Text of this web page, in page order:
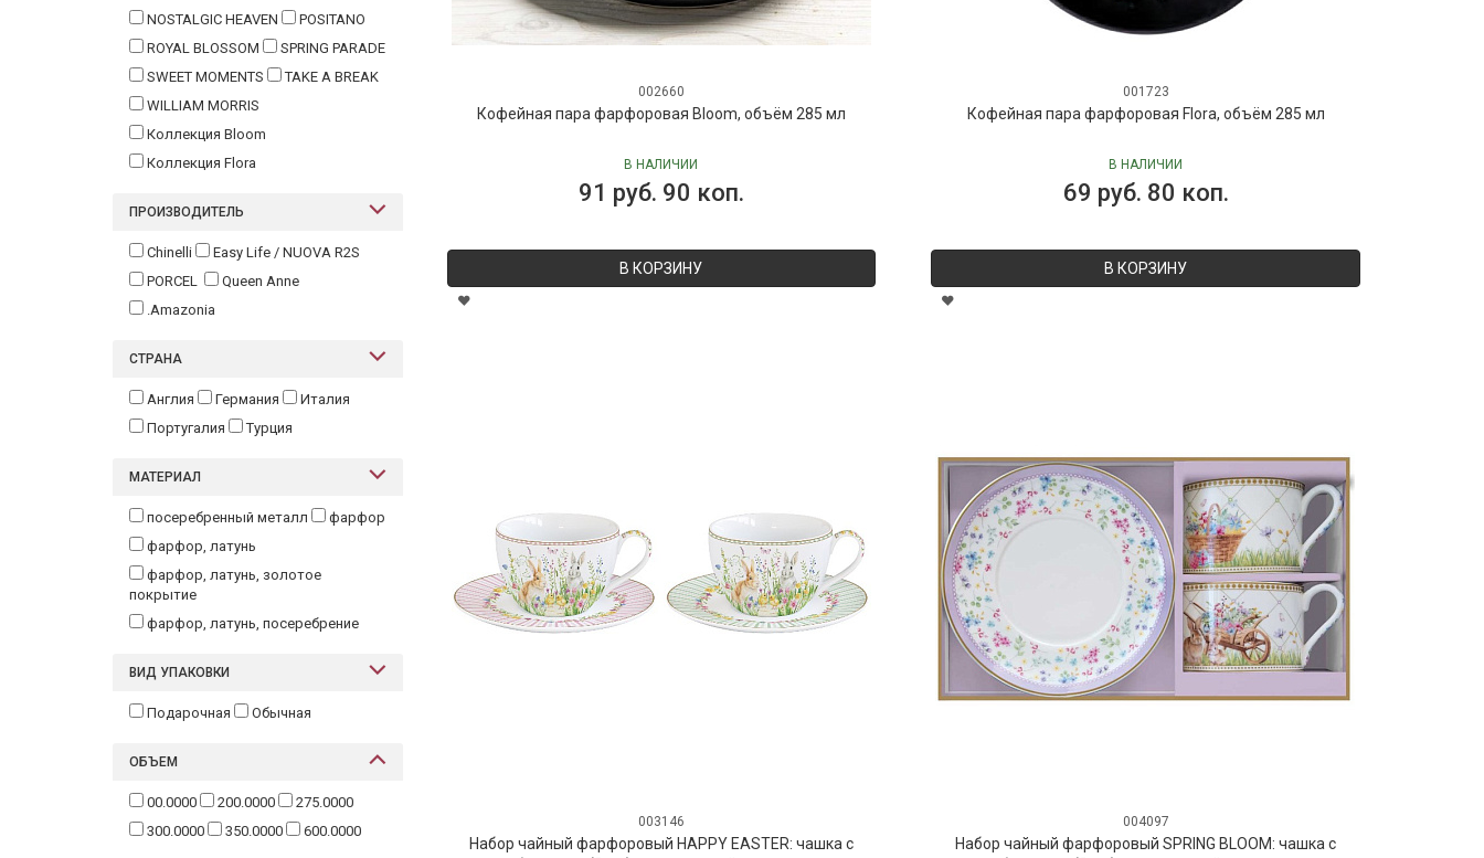
NOSTALGIC HEAVEN
POSITANO
ROYAL BLOSSOM
SPRING PARADE
SWEET MOMENTS
TAKE A BREAK
WILLIAM MORRIS
Коллекция Bloom
Коллекция Flora
ПРОИЗВОДИТЕЛЬ
Chinelli
Easy Life / NUOVA R2S
PORCEL
Queen Anne
.Amazonia
СТРАНА
Англия Германия
Италия
Португалия
Турция
МАТЕРИАЛ
посеребренный металл
фарфор
фарфор, латунь
фарфор, латунь, золотое
покрытие
фарфор, латунь, посеребрение
ВИД УПАКОВКИ
Подарочная Обычная
ОБЪЕМ
00.0000 200.0000
275.0000
300.0000
350.0000 600.0000
002660
Кофейная пара фарфоровая Bloom, объём 285 мл
В НАЛИЧИИ
91 руб. 90 коп.
В КОРЗИНУ
001723
Кофейная пара фарфоровая Flora, объём 285 мл
В НАЛИЧИИ
69 руб. 80 коп.
В КОРЗИНУ
003146
Набор чайный фарфоровый HAPPY EASTER: чашка с
004097
Набор чайный фарфоровый SPRING BLOOM: чашка с